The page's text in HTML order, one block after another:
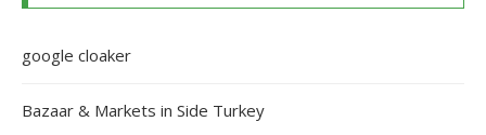
google cloaker
Bazaar & Markets in Side Turkey